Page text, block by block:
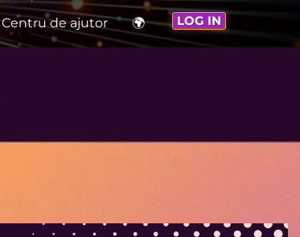
Centru de ajutor 🌍 LOG IN